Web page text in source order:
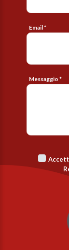
Email *
Messaggio *